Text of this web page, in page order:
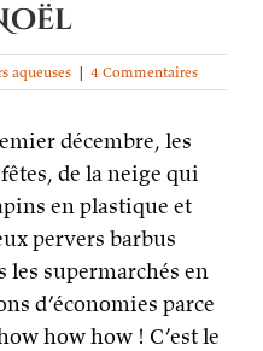
aqueuses | 4 Commentaires
décembre, les
de la neige qui
en plastique et
pervers barbus
les supermarchés en
d’économies parce
how how ! C’est le